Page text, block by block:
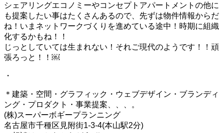
シェアリングエコノミーやコンセプトアパートメントの他に
も提案したい事はたくさんあるので、先ずは物件情報からだ
ね！いまネットワークづくりを進めている途中！時期に組織
化するかもね！！
じっとしていては生まれない！それご現代のようです！！頑
張ろっと！！￼
・
＊建築・空間・グラフィック・ウェブデザイン・ブランディ
ング・プロダクト・事業提案、、、。
(株)スーパーボギープランニング
名古屋市千種区見附街1-3-4(本山駅2分)